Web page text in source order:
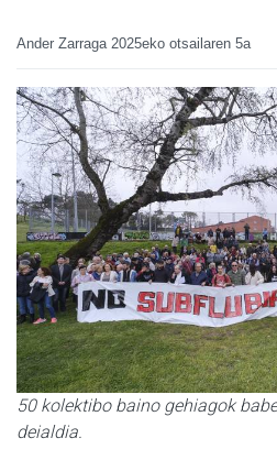
Ander Zarraga 2025eko otsailaren 5a
50 kolektibo baino gehiagok
deialdia.